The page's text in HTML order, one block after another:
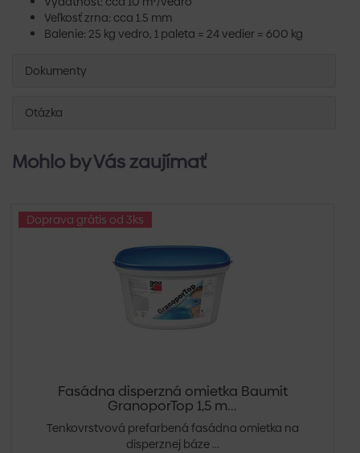
Veľkosť zrna: cca 1.5 mm
Balenie: 25 kg vedro, 1 paleta = 24 vedier = 600 kg
Dokumenty
Otázka
Mohlo by Vás zaujímať
Doprava grátis od 3ks
Fasádna disperzná omietka Baumit
GranoporTop 1,5 m...
Tenkovrstvová prefarbená fasádna omietka na
disperznej báze ...